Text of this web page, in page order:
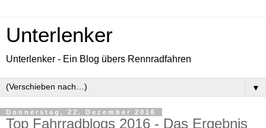
Unterlenker
Unterlenker - Ein Blog übers Rennradfahren
▼
Donnerstag, 22. Dezember 2016
Top Fahrradblogs 2016 - Das Ergebnis